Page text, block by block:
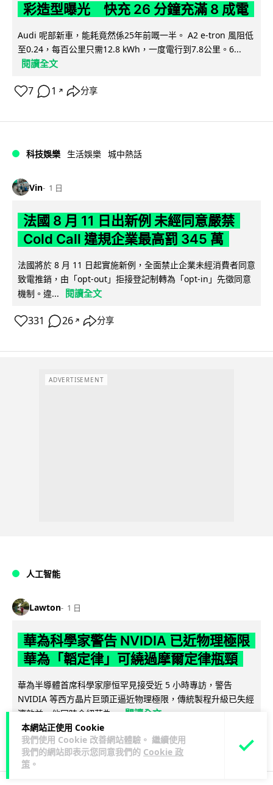
本網站正使用 Cookie
我們使用 Cookie 改善網站體驗。 繼續使用
我們的網站即表示您同意我們的 Cookie 政
策 。
彩造型曝光 快充 26 分鐘充滿 8 成電
Audi 呢部新車，能耗竟然係25年前嘅一半。 A2 e-tron 風阻低
至0.24，每百公里只需12.8 kWh，一度電行到7.8公里。6...
閱讀全文
7 1 ↗ 分享
科技娛樂 生活娛樂 城中熱話
Vin 1 日
法國 8 月 11 日出新例 未經同意嚴禁
Cold Call 違規企業最高罰 345 萬
法國將於 8 月 11 日起實施新例，全面禁止企業未經消費者同意
致電推銷，由「opt-out」拒接登記制轉為「opt-in」先徵同意
機制。違...
閱讀全文
331 26 ↗ 分享
ADVERTISEMENT
人工智能
Lawton 1 日
華為科學家警告 NVIDIA 已近物理極限
華為「韜定律」可繞過摩爾定律瓶頸
華為半導體首席科學家廖恒罕見接受近 5 小時專訪，警告
NVIDIA 等西方晶片巨頭正逼近物理極限，傳統製程升級已失經
濟效益。他同時介紹華為... 閱讀全文
1,546 593 ↗ 分享